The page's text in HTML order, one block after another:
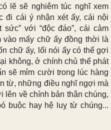
lẽ sẽ nghiêm túc nghĩ xem
đi cái ý nhận xét ấy, cái nội
với “độc đáo”, cái cảm
mấy chữ ấy đồng thời là
chữ ấy, lối nói ấy có thể gợi
không, ở chính chủ thể phát
sẽ mỉm cười trong lúc hàng
từ, những điều nghĩ ngợi mà
lên về chính bản thân chúng,
buộc hay hệ luỵ từ chúng...